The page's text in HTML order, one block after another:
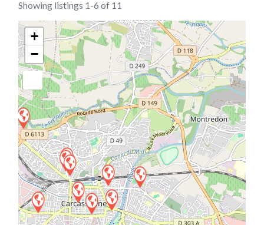
Showing listings 1-6 of 11
+
−